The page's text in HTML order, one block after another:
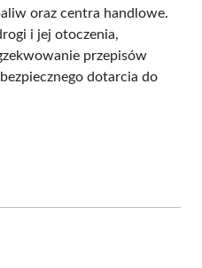
oraz centra handlowe.
i jej otoczenia,
przepisów
dotarcia do